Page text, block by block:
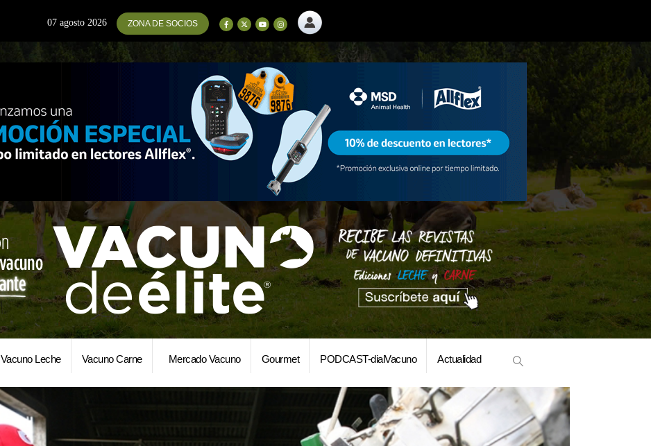
07 agosto 2026 ZONA DE SOCIOS
Vacuno Leche Vacuno Carne Mercado Vacuno Gourmet PODCAST-dialVacuno Actualidad